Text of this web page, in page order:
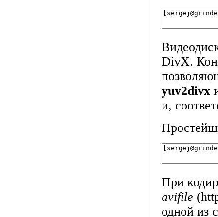
DivX.
yuv2divx
и,
При
avifile (
одной из